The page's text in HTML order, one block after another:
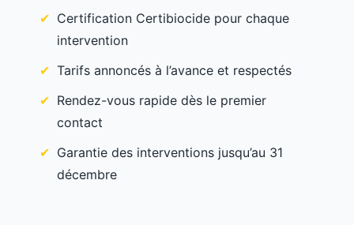
Certification Certibiocide pour chaque
intervention
Tarifs annoncés à l’avance et respectés
Rendez-vous rapide dès le premier
contact
Garantie des interventions jusqu’au 31
décembre